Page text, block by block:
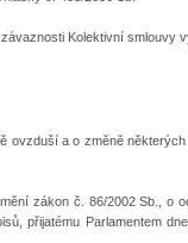
Kolektivní smlouvy
ovzduší a o změně
zákon č. 86/2002 Sb., o
přijatému Parlamentem